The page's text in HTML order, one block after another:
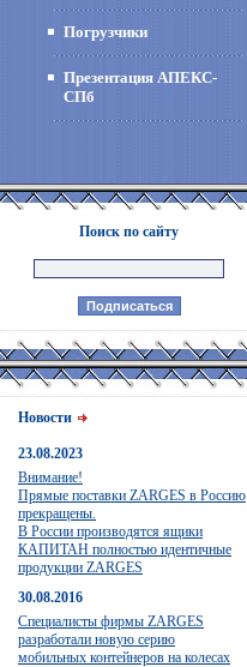
Погрузчики
Презентация АПЕКС-
СПб
Поиск по сайту
Новости
23.08.2023
Внимание!
Прямые поставки ZARGES в Россию
прекращены.
В России производятся ящики
КАПИТАН полностью идентичные
продукции ZARGES
30.08.2016
Специалисты фирмы ZARGES
разработали новую серию
мобильных контейнеров на колесах